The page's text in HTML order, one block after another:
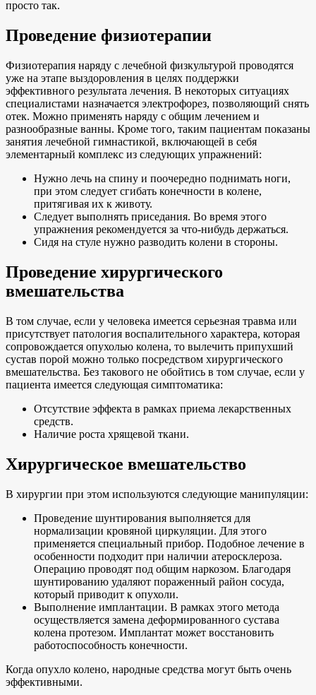
просто так.
Проведение физиотерапии
Физиотерапия наряду с лечебной физкультурой проводятся
уже на этапе выздоровления в целях поддержки
эффективного результата лечения. В некоторых ситуациях
специалистами назначается электрофорез, позволяющий снять
отек. Можно применять наряду с общим лечением и
разнообразные ванны. Кроме того, таким пациентам показаны
занятия лечебной гимнастикой, включающей в себя
элементарный комплекс из следующих упражнений:
Нужно лечь на спину и поочередно поднимать ноги,
при этом следует сгибать конечности в колене,
притягивая их к животу.
Следует выполнять приседания. Во время этого
упражнения рекомендуется за что-нибудь держаться.
Сидя на стуле нужно разводить колени в стороны.
Проведение хирургического
вмешательства
В том случае, если у человека имеется серьезная травма или
присутствует патология воспалительного характера, которая
сопровождается опухолью колена, то вылечить припухший
сустав порой можно только посредством хирургического
вмешательства. Без такового не обойтись в том случае, если у
пациента имеется следующая симптоматика:
Отсутствие эффекта в рамках приема лекарственных
средств.
Наличие роста хрящевой ткани.
Хирургическое вмешательство
В хирургии при этом используются следующие манипуляции:
Проведение шунтирования выполняется для
нормализации кровяной циркуляции. Для этого
применяется специальный прибор. Подобное лечение в
особенности подходит при наличии атеросклероза.
Операцию проводят под общим наркозом. Благодаря
шунтированию удаляют пораженный район сосуда,
который приводит к опухоли.
Выполнение имплантации. В рамках этого метода
осуществляется замена деформированного сустава
колена протезом. Имплантат может восстановить
работоспособность конечности.
Когда опухло колено, народные средства могут быть очень
эффективными.